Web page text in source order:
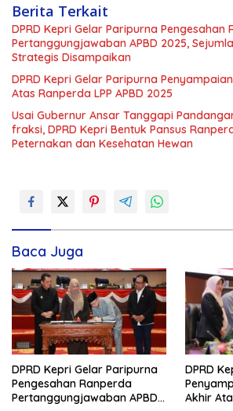
Berita Terkait
DPRD Kepri Gelar Paripurna Pengesahan
Pertanggungjawaban APBD 2025,
Strategis Disampaikan
DPRD Kepri Gelar Paripurna
Atas Ranperda LPP APBD 2025
Usai Gubernur Ansar Tanggapi
fraksi, DPRD Kepri Bentuk Pansus
Peternakan dan Kesehatan Hewan
Baca Juga
DPRD Kepri Gelar Paripurna
Pengesahan Ranperda
Pertanggungjawaban APBD
DPRD
Akhir